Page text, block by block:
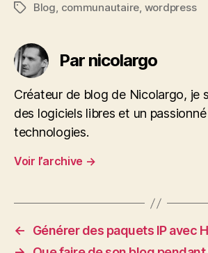
Étiquettes
Blog, communautaire, wordpress
Par nicolargo
Créateur de blog de Nicolargo, je
des logiciels libres et un
technologies.
Voir l’archive →
←
Générer des paquets IP avec